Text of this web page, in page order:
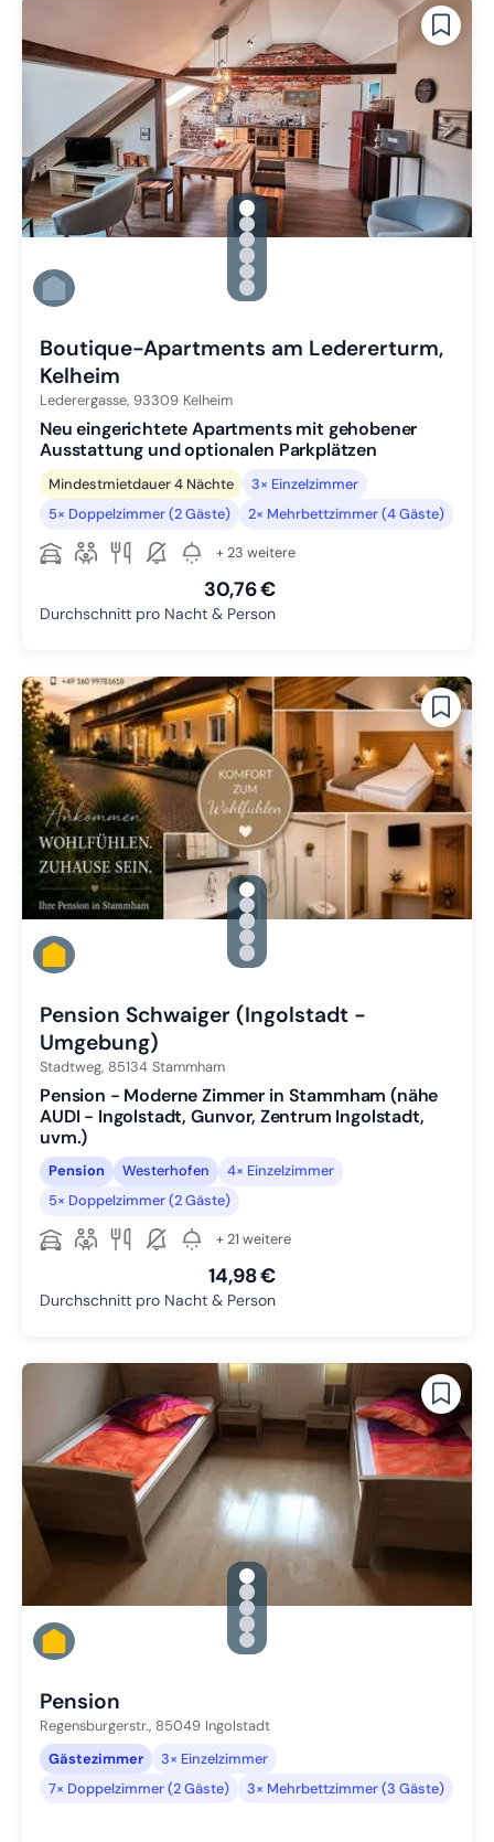
gallery.slide_selector
Zu Slide 1 wechseln
Zu Slide 2 wechseln
Zu Slide 3 wechseln
Zu Slide 4 wechseln
Zu Slide 5 wechseln
Zu Slide 6 wechseln
Boutique-Apartments am Ledererturm,
Kelheim
Lederergasse, 93309 Kelheim
Neu eingerichtete Apartments mit gehobener
Ausstattung und optionalen Parkplätzen
Mindestmietdauer 4 Nächte
3× Einzelzimmer
5× Doppelzimmer (2 Gäste)
2× Mehrbettzimmer (4 Gäste)
+ 23 weitere
30,76 €
Durchschnitt pro Nacht & Person
gallery.slide_selector
Zu Slide 1 wechseln
Zu Slide 2 wechseln
Zu Slide 3 wechseln
Zu Slide 4 wechseln
Zu Slide 5 wechseln
Pension Schwaiger (Ingolstadt -
Umgebung)
Stadtweg, 85134 Stammham
Pension - Moderne Zimmer in Stammham (nähe
AUDI - Ingolstadt, Gunvor, Zentrum Ingolstadt,
uvm.)
Pension Westerhofen
4× Einzelzimmer
5× Doppelzimmer (2 Gäste)
+ 21 weitere
14,98 €
Durchschnitt pro Nacht & Person
gallery.slide_selector
Zu Slide 1 wechseln
Zu Slide 2 wechseln
Zu Slide 3 wechseln
Zu Slide 4 wechseln
Zu Slide 5 wechseln
Pension
Regensburgerstr., 85049 Ingolstadt
Gästezimmer
3× Einzelzimmer
7× Doppelzimmer (2 Gäste)
3× Mehrbettzimmer (3 Gäste)